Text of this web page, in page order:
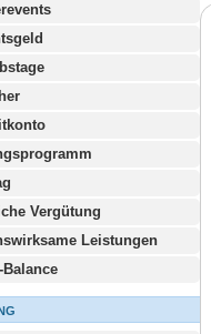
Vergütung
Leistungen